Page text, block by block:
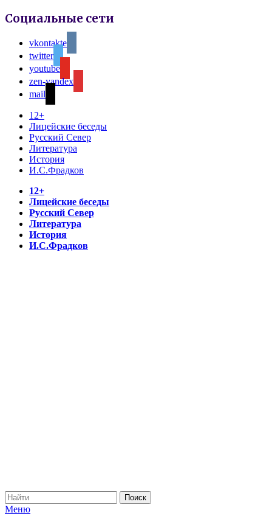
Социальные сети
vkontakte
twitter
youtube
zen-yandex
mail
12+
Лицейские беседы
Русский Север
Литература
История
И.С.Фрадков
12+
Лицейские беседы
Русский Север
Литература
История
И.С.Фрадков
Меню